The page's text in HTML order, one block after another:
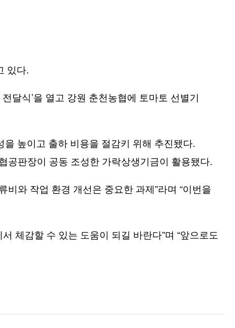
있다.
달식’을 열고 강원 춘천농협에 토마토 선별기
높이고 출하 비용을 절감키 위해 추진됐다.
공판장이 공동 조성한 가락상생기금이 활용됐다.
비와 작업 환경 개선은 중요한 과제”라며 “이번을
체감할 수 있는 도움이 되길 바란다”며 “앞으로도